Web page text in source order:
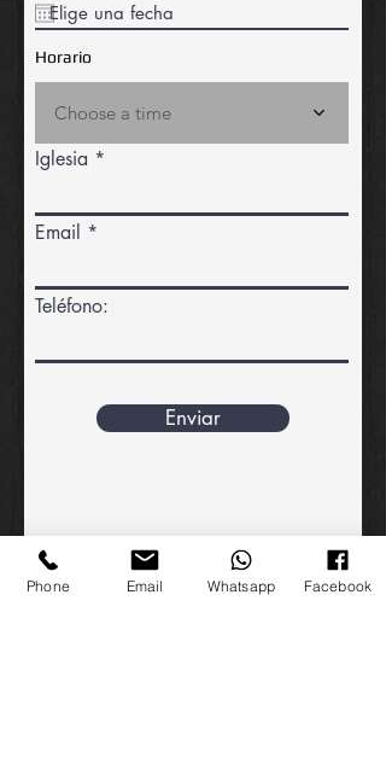
q
u
d
Horario
Choose a time
Iglesia
Email
Teléfono:
Enviar
Phone Email Whatsapp Facebook